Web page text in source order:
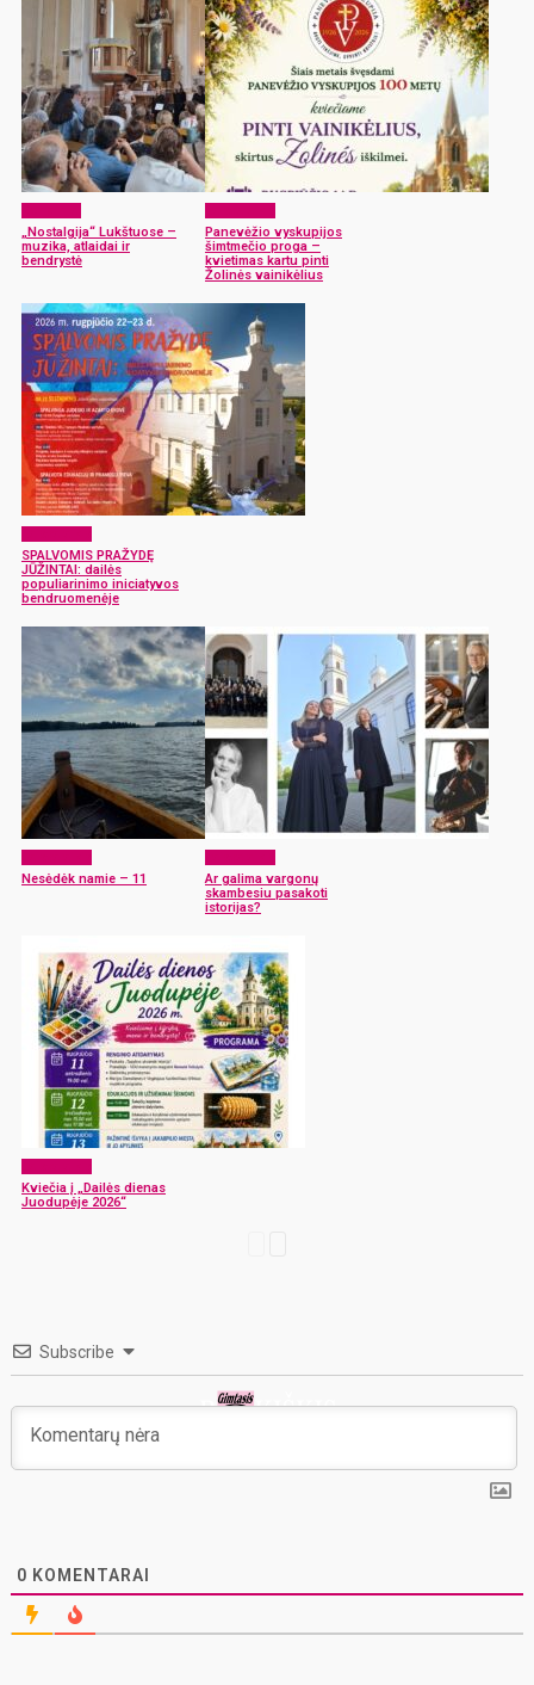
„Nostalgija“ Lukštuose –
muzika, atlaidai ir
bendrystė
Panevėžio vyskupijos
šimtmečio proga –
kvietimas kartu pinti
Žolinės vainikėlius
SPALVOMIS PRAŽYDĘ
JŪŽINTAI: dailės
populiarinimo iniciatyvos
bendruomenėje
Nesėdėk namie – 11
Ar galima vargonų
skambesiu pasakoti
istorijas?
Kviečia į „Dailės dienas
Juodupėje 2026“
Subscribe
0 KOMENTARAI